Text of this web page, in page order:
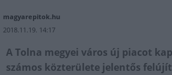
magyarepitok.hu
2018.11.19. 14:17
A Tolna megyei város új piacot
számos közterülete jelentős